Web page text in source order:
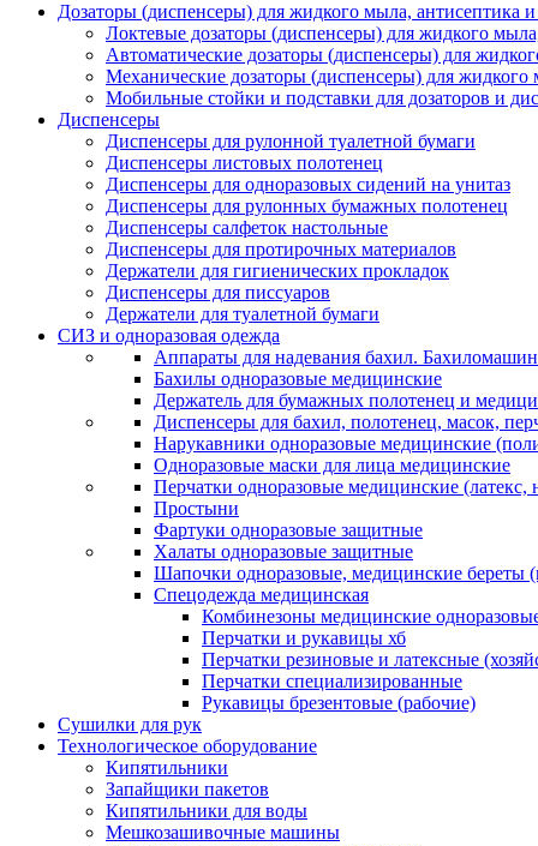
Дозаторы (диспенсеры) для жидкого мыла, антисептика
Локтевые дозаторы (диспенсеры) для жидкого
Автоматические дозаторы (диспенсеры) для
Механические дозаторы (диспенсеры) для
Мобильные стойки и подставки для дозаторов и
Диспенсеры
Диспенсеры для рулонной туалетной бумаги
Диспенсеры листовых полотенец
Диспенсеры для одноразовых сидений на унитаз
Диспенсеры для рулонных бумажных полотенец
Диспенсеры салфеток настольные
Диспенсеры для протирочных материалов
Держатели для гигиенических прокладок
Диспенсеры для писсуаров
Держатели для туалетной бумаги
СИЗ и одноразовая одежда
Аппараты для надевания бахил.
Бахилы одноразовые медицинские
Держатель для бумажных полотенец и
Диспенсеры для бахил, полотенец, масок,
Нарукавники одноразовые медицинские
Одноразовые маски для лица медицинские
Перчатки одноразовые медицинские (латекс,
Простыни
Фартуки одноразовые защитные
Халаты одноразовые защитные
Шапочки одноразовые, медицинские береты
Спецодежда медицинская
Комбинезоны медицинские
Перчатки и рукавицы хб
Перчатки резиновые и латексные
Перчатки специализированные
Рукавицы брезентовые (рабочие)
Сушилки для рук
Технологическое оборудование
Кипятильники
Запайщики пакетов
Кипятильники для воды
Мешкозашивочные машины